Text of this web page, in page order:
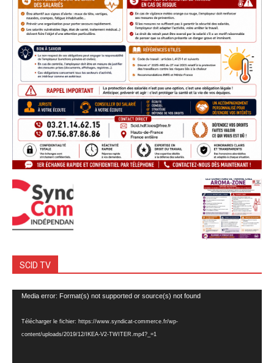
SCID TV
Lecteur
Media error: Format(s) not supported or source(s) not found
Télécharger le fichier: https://www.syndicat-commerce.fr/wp-
content/uploads/2019/12/IKEA-V2-TWITER.mp4?_=1